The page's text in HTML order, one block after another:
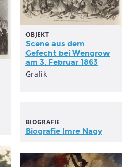
OBJEKT
Scene aus dem
Gefecht bei Wengrow
am 3. Februar 1863
Grafik
BIOGRAFIE
Biografie Imre Nagy